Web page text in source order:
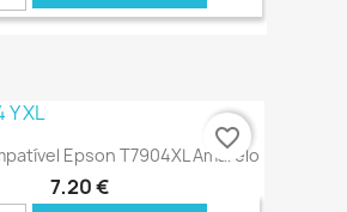
€ ONLINE
Epson T7904XL Amarelo
7,20 €
favorite_border